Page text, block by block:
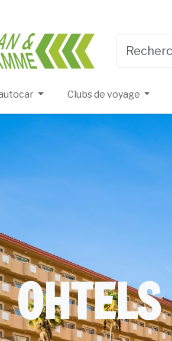
Herman &
Clubs de voyage